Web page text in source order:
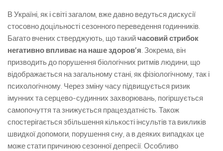
В Україні, як і світі загалом, вже давно ведуться дискусії
стосовно доцільності сезонного переведення годинників.
Багато вчених стверджують, що такийчасовий стрибок
негативно впливає на наше здоров’я. Зокрема, він
призводить до порушення біологічних ритмів людини, що
відображається на загальному стані, як фізіологічному, так і
психологічному. Через зміну часу підвищується ризик
імунних та серцево-судинних захворювань, погіршується
самопочуття та знижується працездатність. Також
спостерігається збільшення кількості інсультів та викликів
швидкої допомоги, порушення сну, а в деяких випадках це
може стати причиною сезонної депресії. Особливо